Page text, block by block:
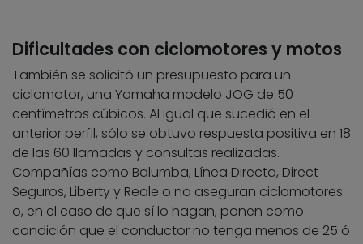
Dificultades con ciclomotores y motos
También se solicitó un presupuesto para un
ciclomotor, una Yamaha modelo JOG de 50
centímetros cúbicos. Al igual que sucedió en el
anterior perfil, sólo se obtuvo respuesta positiva en 18
de las 60 llamadas y consultas realizadas.
Compañías como Balumba, Línea Directa, Direct
Seguros, Liberty y Reale o no aseguran ciclomotores
o, en el caso de que sí lo hagan, ponen como
condición que el conductor no tenga menos de 25 ó